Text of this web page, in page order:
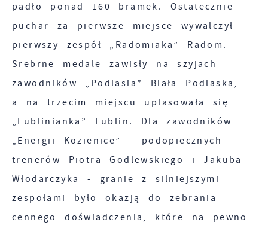
padło ponad 160 bramek. Ostatecznie
puchar za pierwsze miejsce wywalczył
pierwszy zespół „Radomiaka” Radom.
Srebrne medale zawisły na szyjach
zawodników „Podlasia” Biała Podlaska,
a na trzecim miejscu uplasowała się
„Lublinianka” Lublin. Dla zawodników
„Energii Kozienice” - podopiecznych
trenerów Piotra Godlewskiego i Jakuba
Włodarczyka - granie z silniejszymi
zespołami było okazją do zebrania
cennego doświadczenia, które na pewno